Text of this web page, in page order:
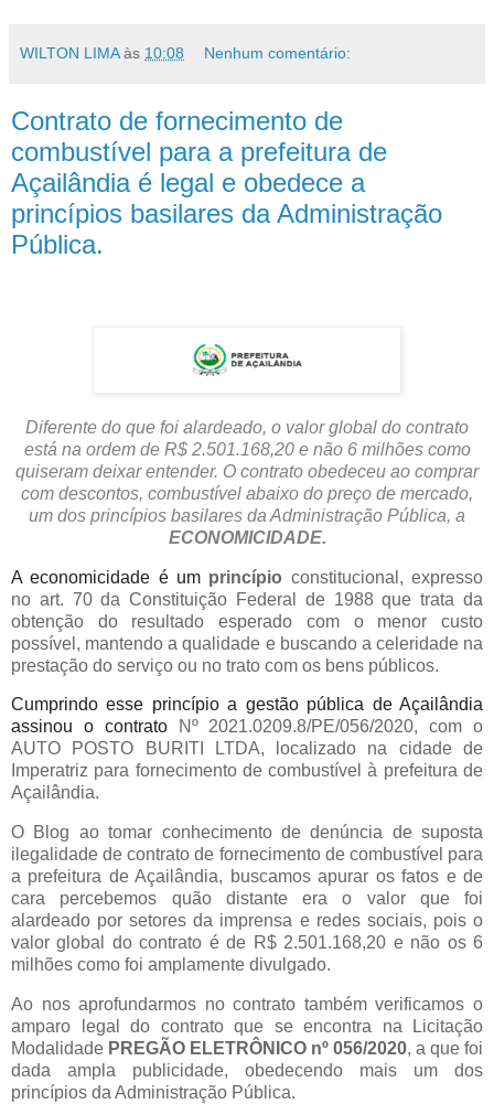
WILTON LIMA às 10:08 Nenhum comentário:
Contrato de fornecimento de
combustível para a prefeitura de
Açailândia é legal e obedece a
princípios basilares da Administração
Pública.
Diferente do que foi alardeado, o valor global do contrato
está na ordem de R$ 2.501.168,20 e não 6 milhões como
quiseram deixar entender. O contrato obedeceu ao comprar
com descontos, combustível abaixo do preço de mercado,
um dos princípios basilares da Administração Pública, a
ECONOMICIDADE.
A economicidade é um princípio constitucional, expresso
no art. 70 da Constituição Federal de 1988 que trata da
obtenção do resultado esperado com o menor custo
possível, mantendo a qualidade e buscando a celeridade na
prestação do serviço ou no trato com os bens públicos.
Cumprindo esse princípio a gestão pública de Açailândia
assinou o contratoNº 2021.0209.8/PE/056/2020, com o
AUTO POSTO BURITI LTDA, localizado na cidade de
Imperatriz para fornecimento de combustível à prefeitura de
Açailândia.
O Blog ao tomar conhecimento de denúncia de suposta
ilegalidade de contrato de fornecimento de combustível para
a prefeitura de Açailândia, buscamos apurar os fatos e de
cara percebemos quão distante era o valor que foi
alardeado por setores da imprensa e redes sociais, pois o
valor global do contrato é de R$ 2.501.168,20 e não os 6
milhões como foi amplamente divulgado.
Ao nos aprofundarmos no contrato também verificamos o
amparo legal do contrato que se encontra na Licitação
Modalidade PREGÃO ELETRÔNICO nº 056/2020, a que foi
dada ampla publicidade, obedecendo mais um dos
princípios da Administração Pública.